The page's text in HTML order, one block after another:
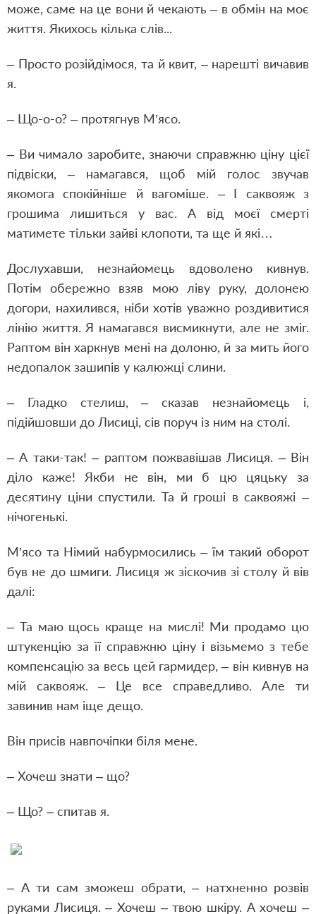
може, саме на це вони й чекають – в обмін на моє
життя. Якихось кілька слів...
– Просто розійдімося, та й квит, – нарешті вичавив
я.
– Що-о-о? – протягнув М’ясо.
– Ви чимало заробите, знаючи справжню ціну цієї
підвіски, – намагався, щоб мій голос звучав
якомога спокійніше й вагоміше. – І саквояж з
грошима лишиться у вас. А від моєї смерті
матимете тільки зайві клопоти, та ще й які…
Дослухавши, незнайомець вдоволено кивнув.
Потім обережно взяв мою ліву руку, долонею
догори, нахилився, ніби хотів уважно роздивитися
лінію життя. Я намагався висмикнути, але не зміг.
Раптом він харкнув мені на долоню, й за мить його
недопалок зашипів у калюжці слини.
– Гладко стелиш, – сказав незнайомець і,
підійшовши до Лисиці, сів поруч із ним на столі.
– А таки-так! – раптом пожвавішав Лисиця. – Він
діло каже! Якби не він, ми б цю цяцьку за
десятину ціни спустили. Та й гроші в саквояжі –
нічогенькі.
М’ясо та Німий набурмосились – їм такий оборот
був не до шмиги. Лисиця ж зіскочив зі столу й вів
далі:
– Та маю щось краще на мислі! Ми продамо цю
штукенцію за її справжню ціну і візьмемо з тебе
компенсацію за весь цей гармидер, – він кивнув на
мій саквояж. – Це все справедливо. Але ти
завинив нам іще дещо.
Він присів навпочіпки біля мене.
– Хочеш знати – що?
– Що? – спитав я.
– А ти сам зможеш обрати, – натхненно розвів
руками Лисиця. – Хочеш – твою шкіру. А хочеш –